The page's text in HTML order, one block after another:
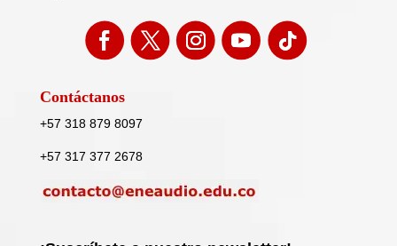
Contáctanos
+57 318 879 8097
+57 317 377 2678